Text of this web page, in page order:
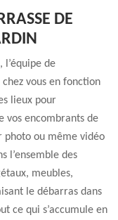
DE
l’équipe de
vous en fonction
lieux pour
vos encombrants de
photo ou même vidéo
l’ensemble des
meubles,
le débarras dans
ce qui s’accumule en